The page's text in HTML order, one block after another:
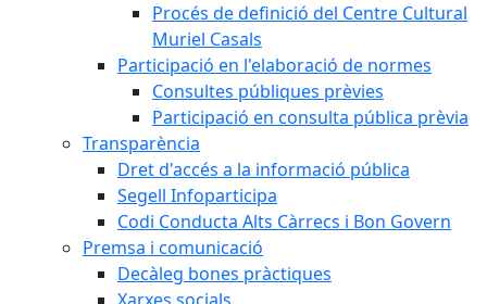
Procés de definició del Centre Cultural
Muriel Casals
Participació en l'elaboració de normes
Consultes públiques prèvies
Participació en consulta pública prèvia
Transparència
Dret d'accés a la informació pública
Segell Infoparticipa
Codi Conducta Alts Càrrecs i Bon Govern
Premsa i comunicació
Decàleg bones pràctiques